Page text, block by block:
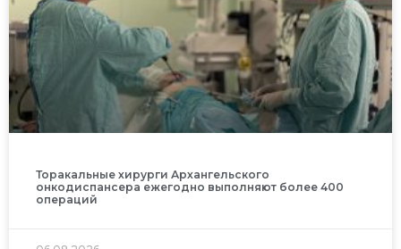
Торакальные хирурги Архангельского
онкодиспансера ежегодно выполняют более 400
операций